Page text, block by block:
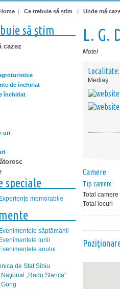
| Ce trebuie să știm | Unde mă
să știm
cazez
de închiriat
închiriat
uri
speciale
memorabile
săptămânii
lunii
anului
de Stat Sibiu
„Radu Stanca”
L. G.
Motel
Localitate:
Mediaş
Camere
Tip camere
Total camere
Total locuri